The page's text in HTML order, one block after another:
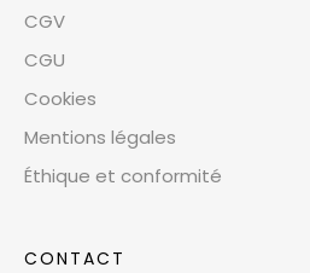
CGV
CGU
Cookies
Mentions légales
Éthique et conformité
CONTACT